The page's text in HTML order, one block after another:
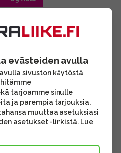
evästeiden avulla
sivuston käytöstä
tarjoamme sinulle
ja parempia tarjouksia.
muuttaa asetuksiasi
asetukset -linkistä. Lue